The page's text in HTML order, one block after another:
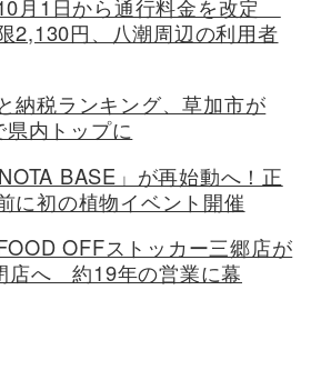
10月1日から通行料金を改定
2,130円、八潮周辺の利用者
納税ランキング、草加市が
内トップに
BASE」が再始動へ！正
に初の植物イベント開催
OFFストッカー三郷店が
店へ 約19年の営業に幕